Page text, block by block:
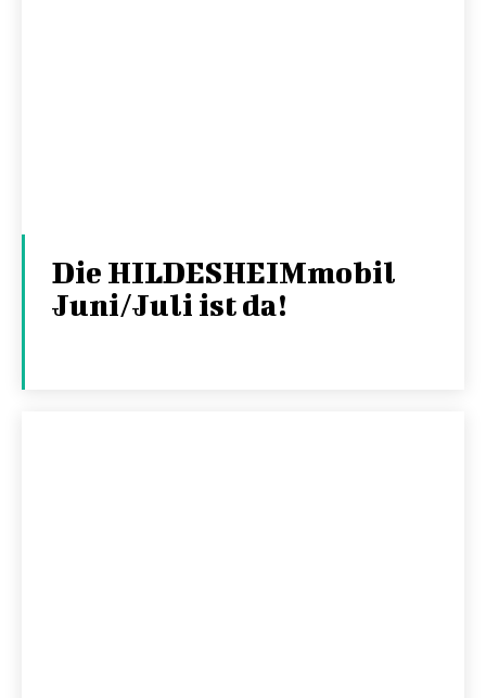
Die HILDESHEIMmobil
Juni/Juli ist da!